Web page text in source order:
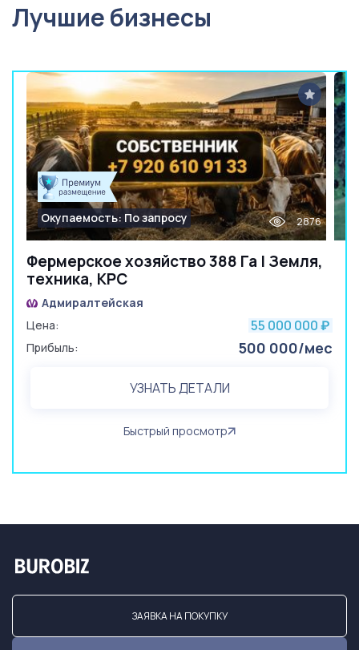
Лучшие бизнесы
Фермерское хозяйство 388 Га | Земля,
техника, КРС
Окупаемость: По запросу 2876
Адмиралтейская
Цена:
55 000 000 ₽
Прибыль: 500 000/мес
УЗНАТЬ ДЕТАЛИ
Быстрый просмотр
ЗАЯВКА НА ПОКУПКУ